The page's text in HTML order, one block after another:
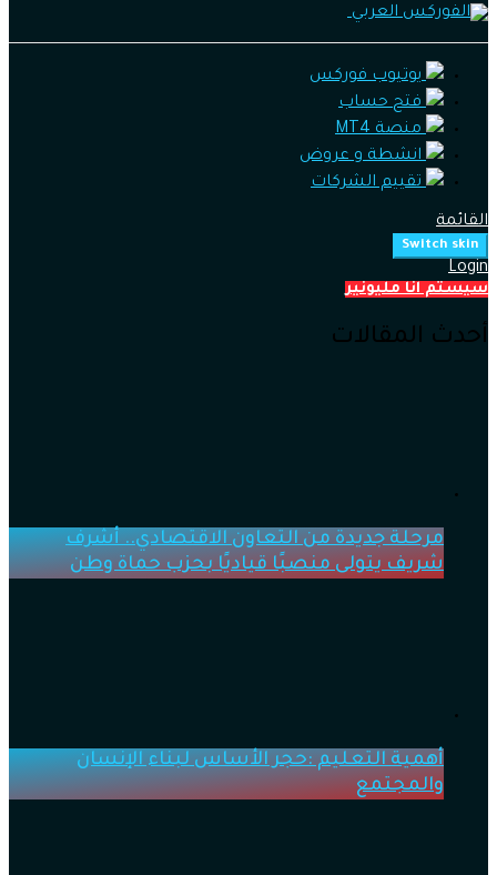
يوتيوب فوركس
فتح حساب
منصة MT4
انشطة و عروض
تقييم الشركات
القائمة
Switch skin
Login
سيستم انا مليونير
أحدث المقالات
مرحلة جديدة من التعاون الاقتصادي.. أشرف
شريف يتولى منصبًا قياديًا بحزب حماة وطن
أهمية التعليم :حجر الأساس لبناء الإنسان
والمجتمع